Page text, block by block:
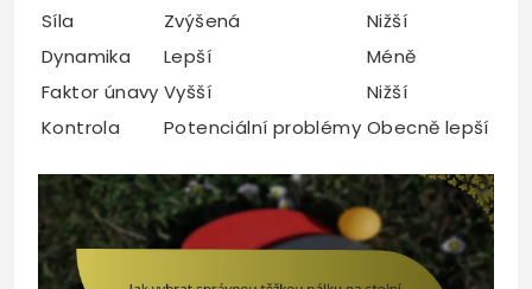
Síla
Zvýšená
Nižší
Dynamika
Lepší
Méně
Faktor únavy Vyšší
Nižší
Kontrola
Potenciální problémy Obecně lepší